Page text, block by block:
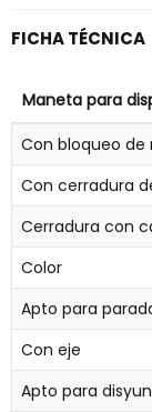
FICHA TÉCNICA
Maneta para
Con bloqueo de
Con cerradura
Cerradura con
Color
Apto para
Con eje
Apto para